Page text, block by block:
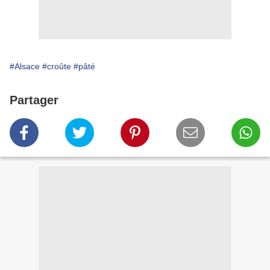
#Alsace #croûte #pâté
Partager